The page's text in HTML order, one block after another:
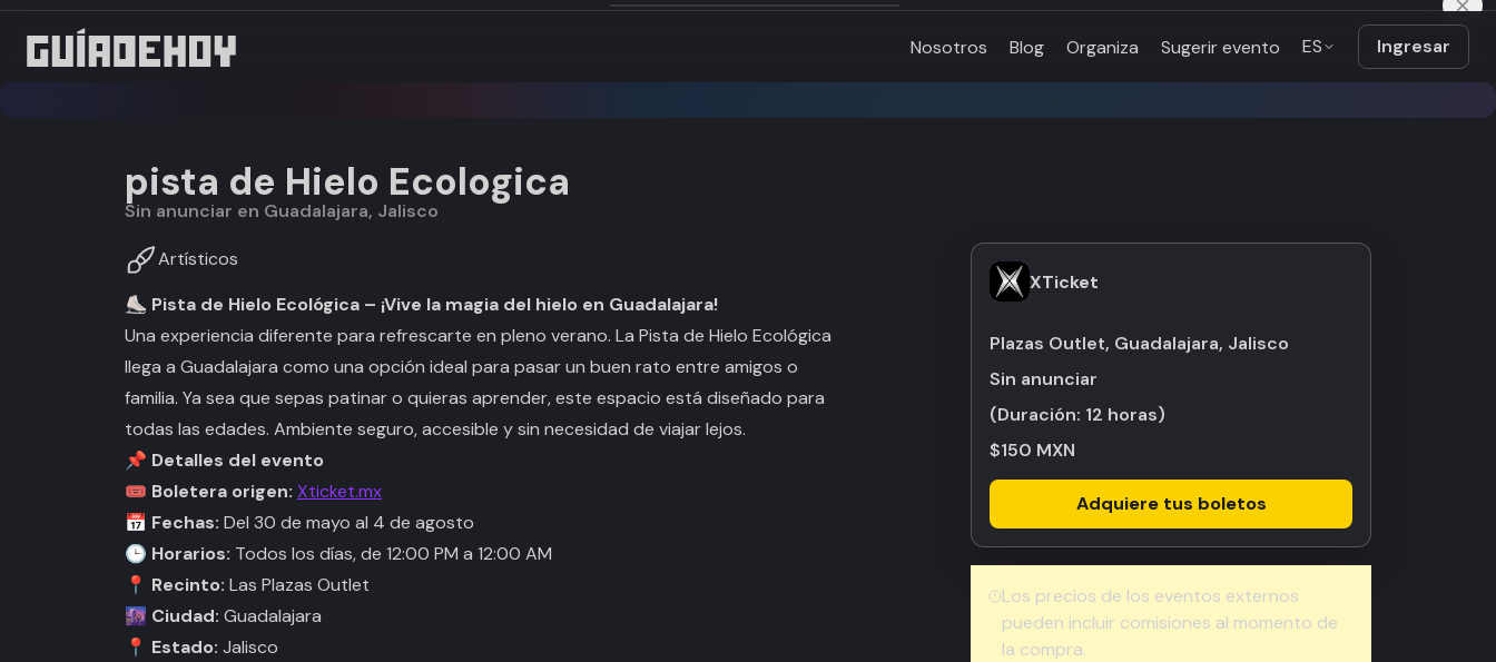
Nosotros Blog Organiza Sugerir evento ES Ingresar
pista de Hielo Ecologica
Sin anunciar en Guadalajara, Jalisco
Artísticos
⛸️ Pista de Hielo Ecológica – ¡Vive la magia del hielo en Guadalajara!
Una experiencia diferente para refrescarte en pleno verano. La Pista de Hielo Ecológica
llega a Guadalajara como una opción ideal para pasar un buen rato entre amigos o
familia. Ya sea que sepas patinar o quieras aprender, este espacio está diseñado para
todas las edades. Ambiente seguro, accesible y sin necesidad de viajar lejos.
📌 Detalles del evento
🎟️ Boletera origen: Xticket.mx
📅 Fechas: Del 30 de mayo al 4 de agosto
🕒 Horarios: Todos los días, de 12:00 PM a 12:00 AM
📍 Recinto: Las Plazas Outlet
🌆 Ciudad: Guadalajara
📍 Estado: Jalisco
XTicket
Plazas Outlet, Guadalajara, Jalisco
Sin anunciar
(Duración: 12 horas)
$150 MXN
Adquiere tus boletos
Los precios de los eventos externos
pueden incluir comisiones al momento de
la compra.